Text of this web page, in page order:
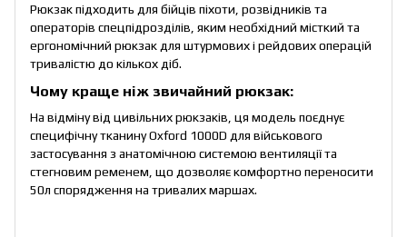
Рюкзак підходить для бійців піхоти, розвідників та
операторів спецпідрозділів, яким необхідний місткий та
ергономічний рюкзак для штурмових і рейдових операцій
тривалістю до кількох діб.
Чому краще ніж звичайний рюкзак:
На відміну від цивільних рюкзаків, ця модель поєднує
специфічну тканину Oxford 1000D для військового
застосування з анатомічною системою вентиляції та
стегновим ременем, що дозволяє комфортно переносити
50л спорядження на тривалих маршах.